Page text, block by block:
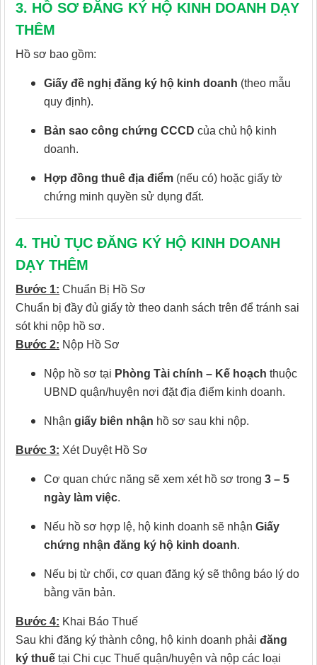
3. HỒ SƠ ĐĂNG KÝ HỘ KINH DOANH DẠY
THÊM
Hồ sơ bao gồm:
Giấy đề nghị đăng ký hộ kinh doanh (theo mẫu
quy định).
Bản sao công chứng CCCD của chủ hộ kinh
doanh.
Hợp đồng thuê địa điểm (nếu có) hoặc giấy tờ
chứng minh quyền sử dụng đất.
4. THỦ TỤC ĐĂNG KÝ HỘ KINH DOANH
DẠY THÊM
Bước 1: Chuẩn Bị Hồ Sơ
Chuẩn bị đầy đủ giấy tờ theo danh sách trên để tránh sai
sót khi nộp hồ sơ.
Bước 2: Nộp Hồ Sơ
Nộp hồ sơ tại Phòng Tài chính – Kế hoạch thuộc
UBND quận/huyện nơi đặt địa điểm kinh doanh.
Nhận giấy biên nhận hồ sơ sau khi nộp.
Bước 3: Xét Duyệt Hồ Sơ
Cơ quan chức năng sẽ xem xét hồ sơ trong 3 – 5
ngày làm việc.
Nếu hồ sơ hợp lệ, hộ kinh doanh sẽ nhận Giấy
chứng nhận đăng ký hộ kinh doanh.
Nếu bị từ chối, cơ quan đăng ký sẽ thông báo lý do
bằng văn bản.
Bước 4: Khai Báo Thuế
Sau khi đăng ký thành công, hộ kinh doanh phải đăng
ký thuế tại Chi cục Thuế quận/huyện và nộp các loại